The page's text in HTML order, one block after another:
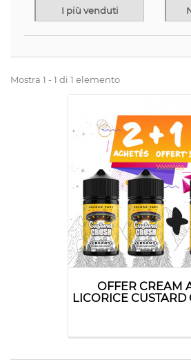
I più venduti
Mostra 1 - 1 di 1 elemento
OFFER CREAM
LICORICE CUSTARD